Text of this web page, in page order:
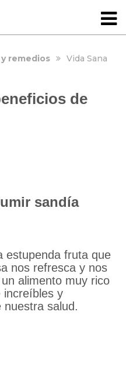
remedios Vida Sana
de
sandía
estupenda fruta que
nos refresca y nos
alimento muy rico
increíbles y
nuestra salud.